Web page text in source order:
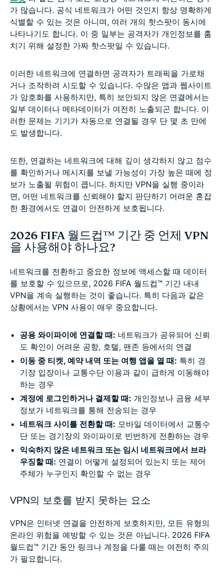
가 많습니다. 공식 네트워크가 어떤 것인지 항상 명확하게
식별할 수 있는 것은 아니며, 여러 개의 핫스팟이 동시에
나타나기도 합니다. 이 중 일부는 공격자가 개인정보를 훔
치기 위해 설정한 가짜 핫스팟일 수 있습니다.
이러한 네트워크에 연결하면 공격자가 트래픽을 가로채
거나 조작하려 시도할 수 있습니다. 수많은 앱과 웹사이트
가 암호화를 사용하지만, 특히 보안되지 않은 연결에서는
일부 데이터나 메타데이터가 여전히 노출되곤 합니다. 이
러한 문제는 기기가 자동으로 연결될 경우 단 몇 초 만에
도 발생합니다.
또한, 연결하는 네트워크에 대해 깊이 생각하지 않고 점수
를 확인하거나 메시지를 보낼 가능성이 가장 높은 때에 정
보가 노출될 위험이 큽니다. 하지만 VPN을 실행 중이라
면, 어떤 네트워크를 신뢰해야 할지 판단하기 어려운 혼잡
한 환경에서도 연결이 안전하게 보호됩니다.
2026 FIFA 월드컵™ 기간 중 언제 VPN
을 사용해야 하나요?
네트워크를 전환하고 중요한 정보에 액세스할 때 데이터
를 보호할 수 있으므로, 2026 FIFA 월드컵™ 기간 내내
VPN을 계속 실행하는 것이 좋습니다. 특히 다음과 같은
상황에서는 VPN 사용이 매우 중요합니다.
공용 와이파이에 연결할 때: 네트워크가 공유되어 신뢰
도 확인이 어려운 공항, 호텔, 팬존 등에서의 연결
이동 중 티켓, 예약 내역 또는 여행 앱을 열 때: 특히 경
기장 입장이나 교통수단 이용과 같이 급하게 이동해야
하는 경우
계정에 로그인하거나 결제할 때: 개인정보나 금융 세부
정보가 네트워크를 통해 전송되는 경우
네트워크 사이를 전환할 때: 모바일 데이터에서 교통수
단 또는 경기장의 와이파이로 빈번하게 전환하는 경우
익숙하지 않은 네트워크 또는 임시 네트워크에서 브라
우징할 때: 연결이 어떻게 설정되어 있는지 또는 제어
주체가 누구인지 확인할 수 없는 경우
VPN의 보호를 받지 못하는 요소
VPN은 인터넷 연결을 안전하게 보호하지만, 모든 유형의
온라인 위험을 예방할 수 있는 것은 아닙니다. 2026 FIFA
월드컵™ 기간 동안 링크나 계정을 다룰 때는 여전히 주의
가 필요합니다.